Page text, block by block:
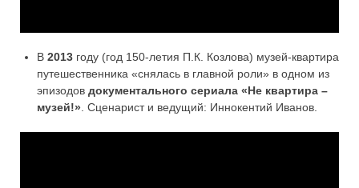
В 2013 году (год 150-летия П.К. Козлова) музей-квартира
путешественника «снялась в главной роли» в одном из
эпизодов документального сериала «Не квартира –
музей!» . Сценарист и ведущий: Иннокентий Иванов.